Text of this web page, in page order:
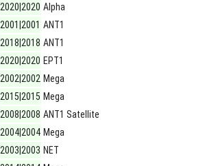
2020|2020 Alpha
2001|2001 ΑΝΤ1
2018|2018 ΑΝΤ1
2020|2020 ΕΡΤ1
2002|2002 Mega
2015|2015 Mega
2008|2008 ΑΝΤ1 Satellite
2004|2004 Mega
2003|2003 ΝΕΤ